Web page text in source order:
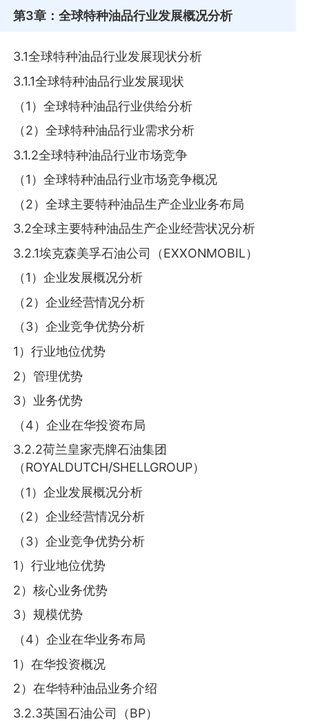
第3章 ：全球特种油品行业发展概况分析
3.1全球特种油品行业发展现状分析
3.1.1全球特种油品行业发展现状
（1）全球特种油品行业供给分析
（2）全球特种油品行业需求分析
3.1.2全球特种油品行业市场竞争
（1）全球特种油品行业市场竞争概况
（2）全球主要特种油品生产企业业务布局
3.2全球主要特种油品生产企业经营状况分析
3.2.1埃克森美孚石油公司（EXXONMOBIL）
（1）企业发展概况分析
（2）企业经营情况分析
（3）企业竞争优势分析
1）行业地位优势
2）管理优势
3）业务优势
（4）企业在华投资布局
3.2.2荷兰皇家壳牌石油集团
（ROYALDUTCH/SHELLGROUP）
（1）企业发展概况分析
（2）企业经营情况分析
（3）企业竞争优势分析
1）行业地位优势
2）核心业务优势
3）规模优势
（4）企业在华业务布局
1）在华投资概况
2）在华特种油品业务介绍
3.2.3英国石油公司（BP）